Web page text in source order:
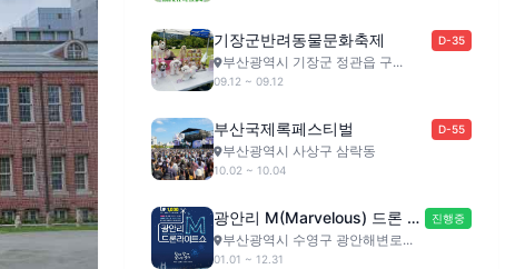
기장군반려동물문화축제 D-35
부산광역시 기장군 정관읍 구...
09.12 ~ 09.12
부산국제록페스티벌 D-55
부산광역시 사상구 삼락동
10.02 ~ 10.04
광안리 M(Marvelous) 드론 라
이트쇼
진행중
부산광역시 수영구 광안해변로...
01.01 ~ 12.31